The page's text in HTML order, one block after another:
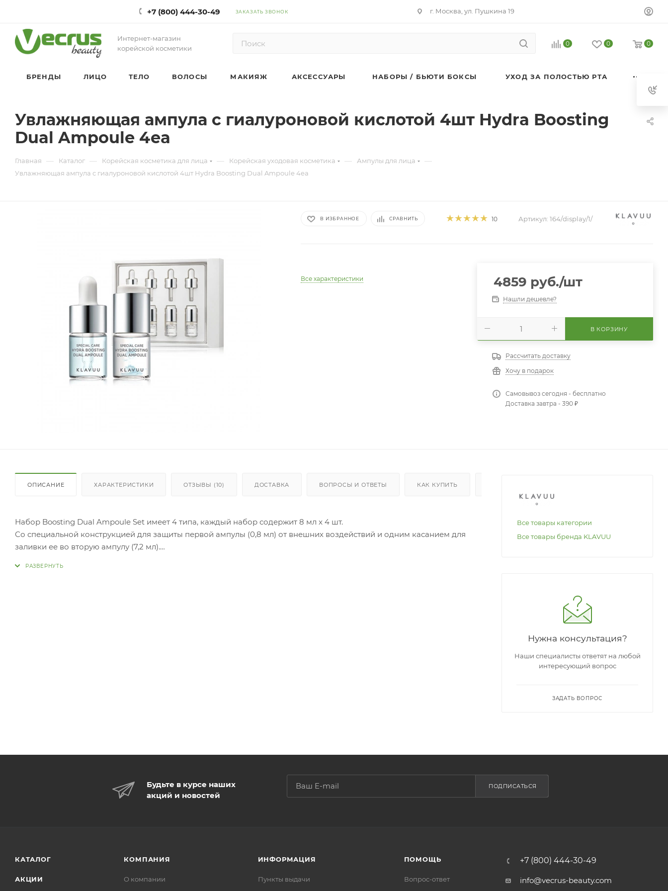
+7 (800) 444-30-49 ЗАКАЗАТЬ ЗВОНОК г. Москва, ул. Пушкина 19
Интернет-магазин
корейской косметики
0 0 0
БРЕНДЫ ЛИЦО ТЕЛО ВОЛОСЫ МАКИЯЖ АКСЕССУАРЫ НАБОРЫ / БЬЮТИ БОКСЫ УХОД ЗА ПОЛОСТЬЮ РТА
Увлажняющая ампула с гиалуроновой кислотой 4шт Hydra Boosting
Dual Ampoule 4ea
Главная — Каталог — Корейская косметика для лица — Корейская уходовая косметика — Ампулы для лица —
Увлажняющая ампула с гиалуроновой кислотой 4шт Hydra Boosting Dual Ampoule 4ea
В ИЗБРАННОЕ СРАВНИТЬ 10 Артикул: 164/display/1/
Все характеристики 4859 руб./шт
Нашли дешевле?
В КОРЗИНУ
Рассчитать доставку
Хочу в подарок
Самовывоз сегодня - бесплатно
Доставка завтра - 390 ₽
ОПИСАНИЕ ХАРАКТЕРИСТИКИ ОТЗЫВЫ (10) ДОСТАВКА ВОПРОСЫ И ОТВЕТЫ КАК КУПИТЬ
Набор Boosting Dual Ampoule Set имеет 4 типа, каждый набор содержит 8 мл x 4 шт.
Со специальной конструкцией для защиты первой ампулы (0,8 мл) от внешних воздействий и одним касанием для
заливки ее во вторую ампулу (7,2 мл).
Все товары категории
Все товары бренда KLAVUU
Нужна консультация?
Наши специалисты ответят на любой
интересующий вопрос
ЗАДАТЬ ВОПРОС
Будьте в курсе наших
акций и новостей
ПОДПИСАТЬСЯ
КАТАЛОГ
АКЦИИ
КОМПАНИЯ
О компании
ИНФОРМАЦИЯ
Пункты выдачи
ПОМОЩЬ
Вопрос-ответ
+7 (800) 444-30-49
info@vecrus-beauty.com